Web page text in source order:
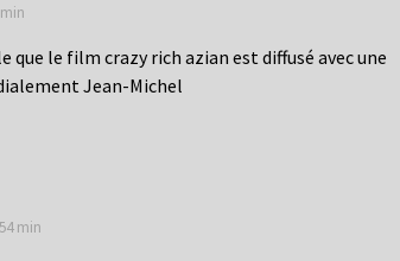
que le film crazy rich azian est diffusé avec une
Jean-Michel
min